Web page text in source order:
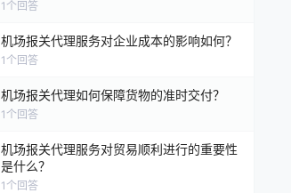
1 个回答
机场报关代理服务对企业成本的影响如何？
1 个回答
机场报关代理如何保障货物的准时交付？
1 个回答
机场报关代理服务对贸易顺利进行的重要性
是什么？
1 个回答